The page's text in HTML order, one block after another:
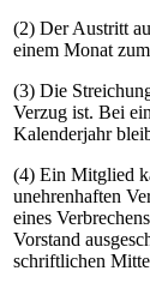
(2) Der Austritt
einem Monat
(3) Die
Verzug ist. Bei
Kalenderjahr
(4) Ein Mitglied
unehrenhaften
eines
Vorstand
schriftlichen